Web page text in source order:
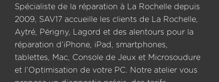
Spécialiste de la réparation à La Rochelle depuis
2009, SAV17 accueille les clients de La Rochelle,
Aytré, Périgny, Lagord et des alentours pour la
réparation d’iPhone, iPad, smartphones,
tablettes, Mac, Console de Jeux et Microsoudure
et l’Optimisation de votre PC. Notre atelier vous